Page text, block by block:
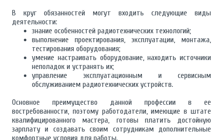
В круг обязанностей могут входить следующие виды
деятельности:
знание особенностей радиотехнических технологий;
выполнение проектирования, эксплуатации, монтажа,
тестирования оборудования;
умение настраивать оборудование, находить источники
неполадок и устранять их;
управление эксплуатационным и сервисным
обслуживанием радиотехнических устройств.
Основное преимущество данной профессии в ее
востребованности, поэтому работодатели, имеющие в штате
квалифицированного мастера, готовы платить достойную
зарплату и создавать своим сотрудникам дополнительные
комфортные условия для работы.